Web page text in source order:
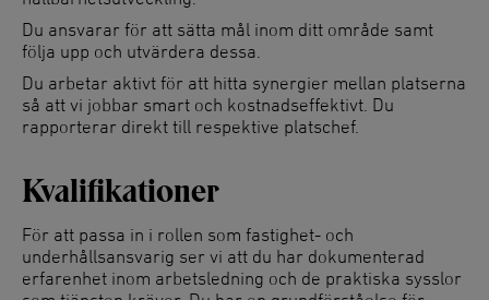
Du ansvarar för att sätta mål inom ditt område samt
följa upp och utvärdera dessa.
Du arbetar aktivt för att hitta synergier mellan platserna
så att vi jobbar smart och kostnadseffektivt. Du
rapporterar direkt till respektive platschef.
Kvalifikationer
För att passa in i rollen som fastighet- och
underhållsansvarig ser vi att du har dokumenterad
erfarenhet inom arbetsledning och de praktiska sysslor